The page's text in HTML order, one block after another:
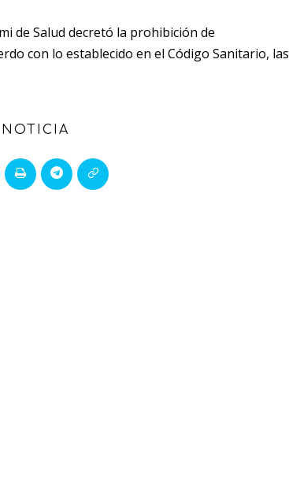
de Salud decretó la prohibición de
con lo establecido en el Código Sanitario, las